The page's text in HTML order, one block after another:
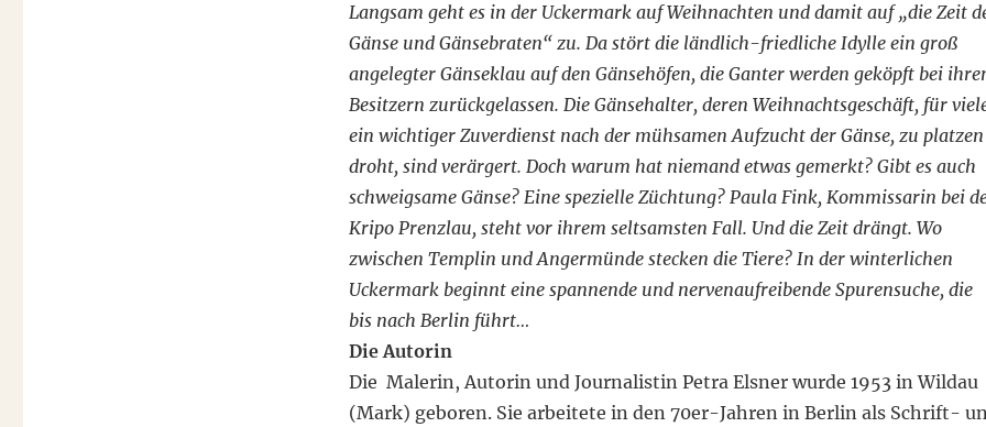
Langsam geht es in der Uckermark auf Weihnachten und damit auf „die Zeit
Gänse und Gänsebraten“ zu. Da stört die ländlich-friedliche Idylle ein groß
angelegter Gänseklau auf den Gänsehöfen, die Ganter werden geköpft bei
Besitzern zurückgelassen. Die Gänsehalter, deren Weihnachtsgeschäft, für
ein wichtiger Zuverdienst nach der mühsamen Aufzucht der Gänse, zu platzen
droht, sind verärgert. Doch warum hat niemand etwas gemerkt? Gibt es auch
schweigsame Gänse? Eine spezielle Züchtung? Paula Fink, Kommissarin bei
Kripo Prenzlau, steht vor ihrem seltsamsten Fall. Und die Zeit drängt. Wo
zwischen Templin und Angermünde stecken die Tiere? In der winterlichen
Uckermark beginnt eine spannende und nervenaufreibende Spurensuche, die
bis nach Berlin führt…
Die Autorin
Die Malerin, Autorin und Journalistin Petra Elsner wurde 1953 in Wildau
(Mark) geboren. Sie arbeitete in den 70er-Jahren in Berlin als Schrift-